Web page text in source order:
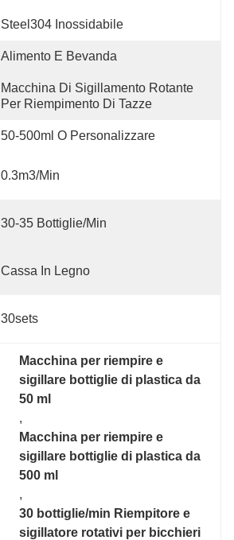
Steel304 Inossidabile
Alimento E Bevanda
Macchina Di Sigillamento Rotante
Per Riempimento Di Tazze
50-500ml O Personalizzare
0.3m3/min
30-35 Bottiglie/min
Cassa In Legno
30sets
Macchina per riempire e
sigillare bottiglie di plastica da
50 ml
,
Macchina per riempire e
sigillare bottiglie di plastica da
500 ml
,
30 bottiglie/min Riempitore e
sigillatore rotativi per bicchieri